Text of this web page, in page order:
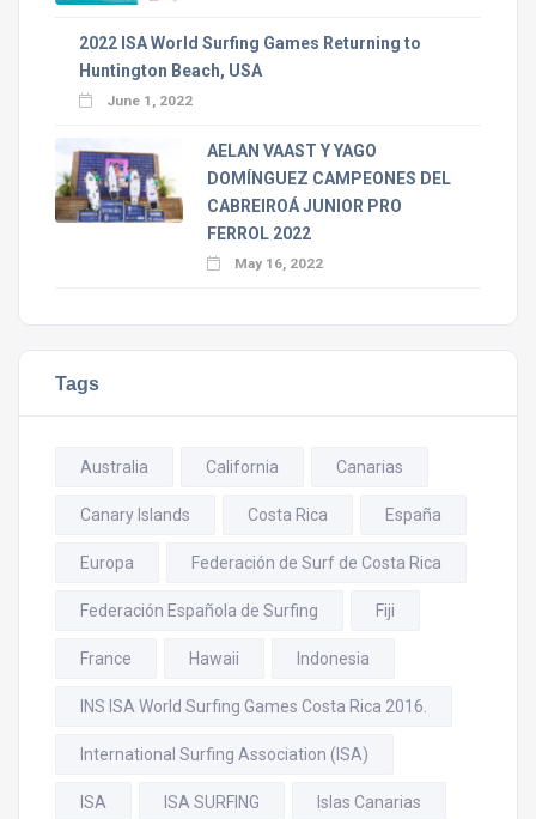
2022 ISA World Surfing Games Returning to
Huntington Beach, USA
June 1, 2022
AELAN VAAST Y YAGO
DOMÍNGUEZ CAMPEONES DEL
CABREIROÁ JUNIOR PRO
FERROL 2022
May 16, 2022
Tags
Australia California Canarias
Canary Islands Costa Rica España
Europa Federación de Surf de Costa Rica
Federación Española de Surfing Fiji
France Hawaii Indonesia
INS ISA World Surfing Games Costa Rica 2016.
International Surfing Association (ISA)
ISA ISA SURFING Islas Canarias